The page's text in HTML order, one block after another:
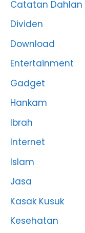
Catatan Dahlan
Dividen
Download
Entertainment
Gadget
Hankam
Ibrah
Internet
Islam
Jasa
Kasak Kusuk
Kesehatan